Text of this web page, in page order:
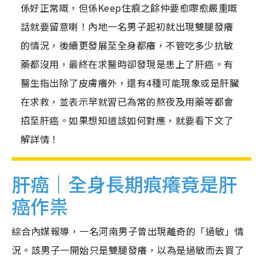
係好正常嘅，但係Keep住痕之餘仲要愈嚟愈嚴重嘅
話就要留意喇！內地一名男子起初就出現雙腿發癢
的情況，後續更發展至全身都癢，不管吃多少抗敏
藥都沒用，最終在求醫時卻發現是患上了肝癌。有
醫生指出除了皮膚癢外，還有4種可能現象或是肝臟
在求救，並表示早就習已為常的熬夜及用藥等都會
招至肝癌。如果想知道該如何對應，就要看下文了
解詳情！
肝癌｜全身長期痕癢竟是肝
癌作祟
綜合內媒報導，一名河南男子曾出現離奇的「過敏」情
況。該男子一開始只是雙腿發癢，以為是過敏而去買了